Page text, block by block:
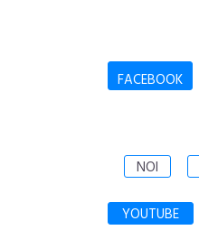
FACEBOOK
NOI
YOUTUBE